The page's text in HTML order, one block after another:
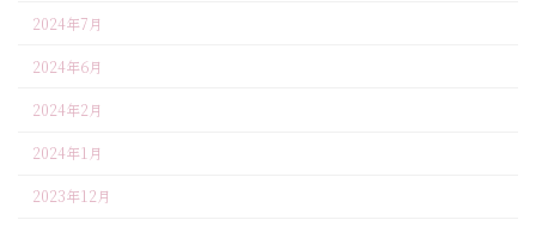
2024年7月
2024年6月
2024年2月
2024年1月
2023年12月